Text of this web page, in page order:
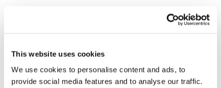
This website uses cookies
We use cookies to personalise content and ads, to
provide social media features and to analyse our traffic.